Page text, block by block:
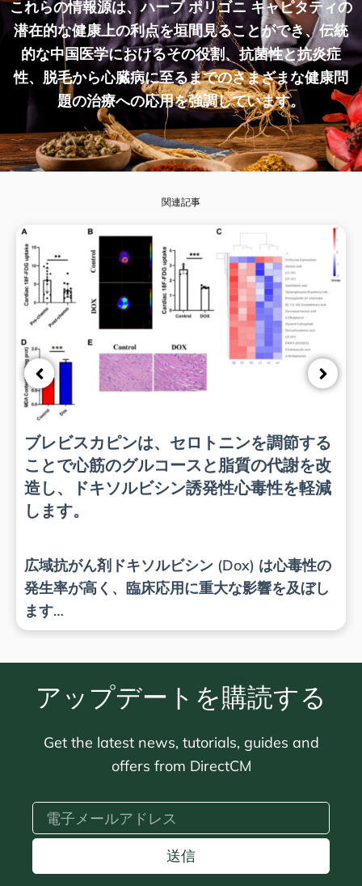
これらの情報源は、ハーブ ポリゴニ キャピタティの
潜在的な健康上の利点を垣間見ることができ、伝統
的な中国医学におけるその役割、抗菌性と抗炎症
性、脱毛から心臓病に至るまでのさまざまな健康問
題の治療への応用を強調しています。
関連記事
ブレビスカピンは、セロトニンを調節する
ことで心筋のグルコースと脂質の代謝を改
造し、ドキソルビシン誘発性心毒性を軽減
します。
広域抗がん剤ドキソルビシン (Dox) は心毒性の
発生率が高く、臨床応用に重大な影響を及ぼし
ます…
アップデートを購読する
Get the latest news, tutorials, guides and
offers from DirectCM
送信